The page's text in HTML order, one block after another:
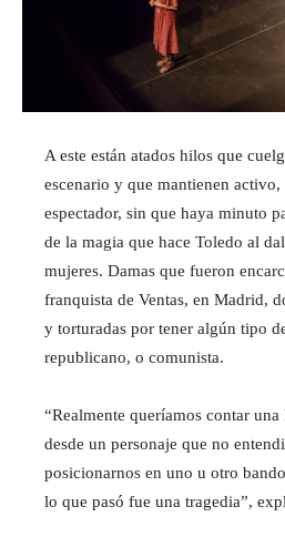
A este están atados hilos que
escenario y que mantienen activo,
espectador, sin que haya minuto
de la magia que hace Toledo al
mujeres. Damas que fueron
franquista de Ventas, en Madrid,
y torturadas por tener algún tipo
republicano, o comunista.
“Realmente queríamos contar
desde un personaje que no
posicionarnos en uno u otro
lo que pasó fue una tragedia”,